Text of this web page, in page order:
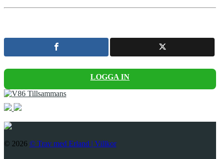
LOGGA IN
© 2026 © Trav med Erland | Villkor